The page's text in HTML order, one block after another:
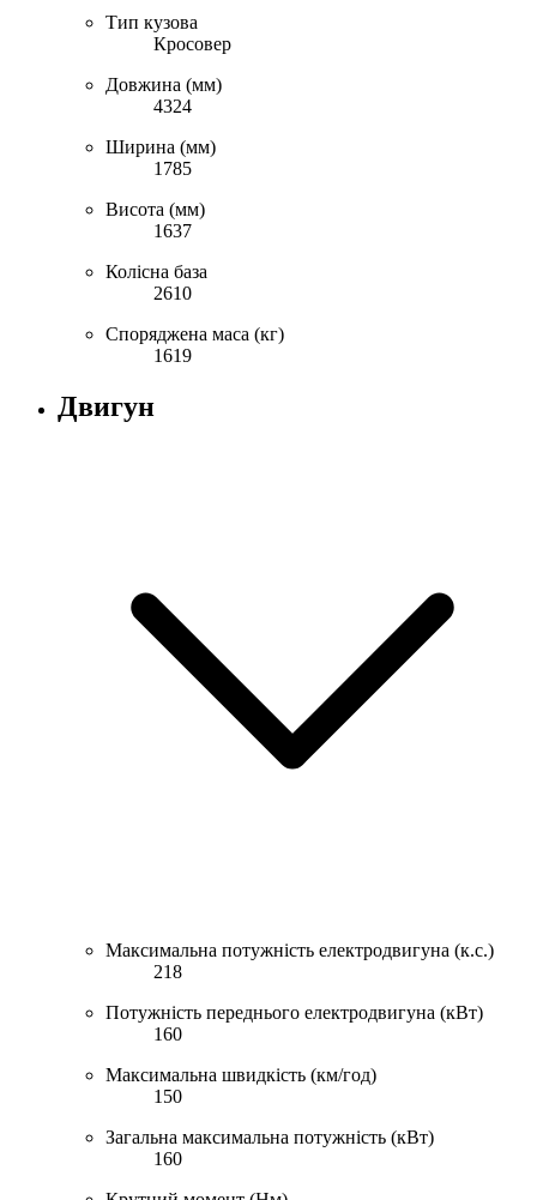
Тип кузова
Кросовер
Довжина (мм)
4324
Ширина (мм)
1785
Висота (мм)
1637
Колісна база
2610
Споряджена маса (кг)
1619
Двигун
Максимальна потужність електродвигуна (к.с.)
218
Потужність переднього електродвигуна (кВт)
160
Максимальна швидкість (км/год)
150
Загальна максимальна потужність (кВт)
160